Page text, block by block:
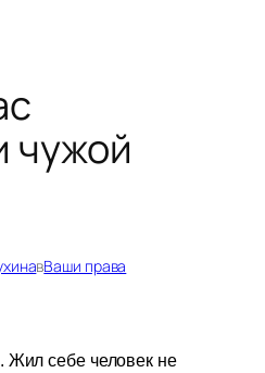
чужой
вВаши права
Жил себе человек не